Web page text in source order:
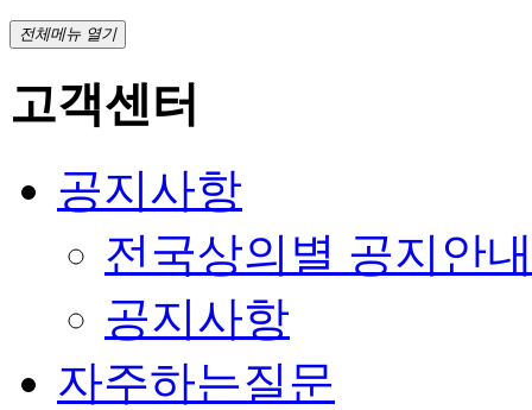
전체메뉴 열기
고객센터
공지사항
전국상의별 공지안내
공지사항
자주하는질문